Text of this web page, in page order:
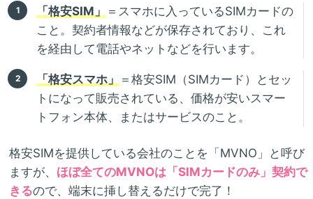
「格安SIM」
＝スマホに入っているSIMカードの
こと。契約者情報などが保存されており、これ
を経由して電話やネットなどを行います。
「格安スマホ」
＝格安SIM（SIMカード）とセッ
トになって販売されている、価格が安いスマー
トフォン本体、またはサービスのこと。
格安SIMを提供している会社のことを「MVNO」と呼び
ますが、 ほぼ全てのMVNOは「SIMカードのみ」契約で
きるので、端末に挿し替えるだけで完了！